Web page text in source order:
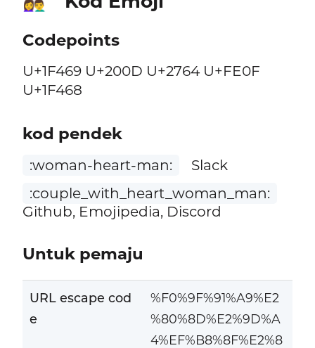
Codepoints
U+1F469 U+200D U+2764 U+FE0F
U+1F468
kod pendek
:woman-heart-man:
Slack
:couple_with_heart_woman_man:
Github, Emojipedia, Discord
Untuk pemaju
URL escape cod
e
%F0%9F%91%A9%E2
%80%8D%E2%9D%A
4%EF%B8%8F%E2%8